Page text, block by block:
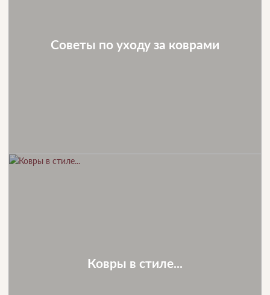
Советы по уходу за коврами
Ковры в стиле...